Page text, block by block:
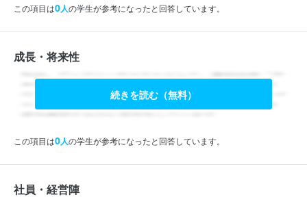
この項目は0人の学生が参考になったと回答しています。
成長・将来性
続きを読む（無料）
この項目は0人の学生が参考になったと回答しています。
社員・経営陣